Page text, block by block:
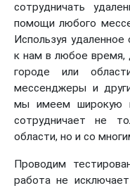
сотрудничать
помощи любого
Используя
к нам в любое время,
городе или
мессенджеры и
мы имеем широкую
сотрудничает не
области, но и со
Проводим
работа не